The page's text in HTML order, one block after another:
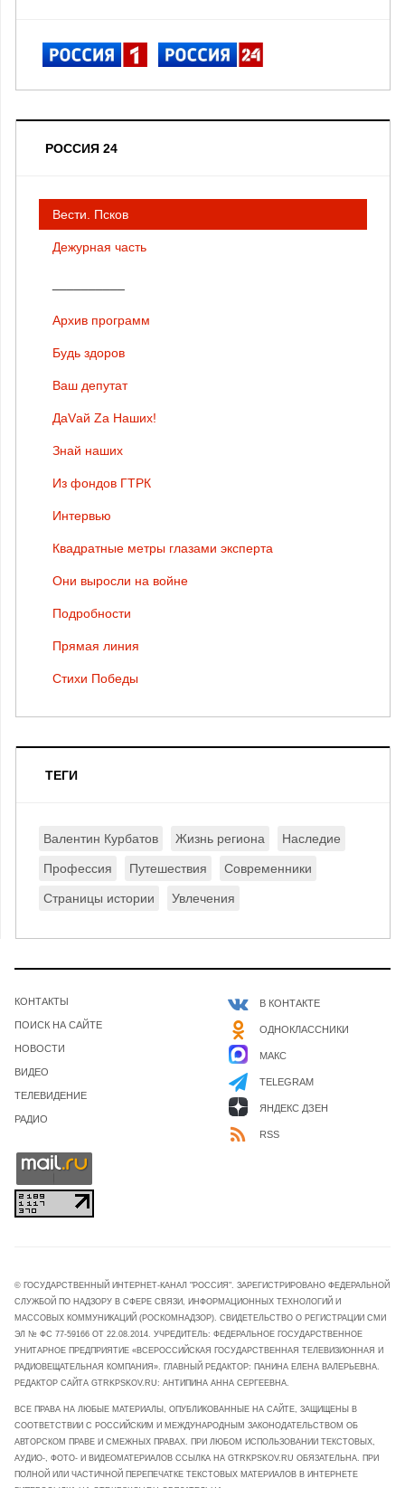
РОССИЯ 24
Вести. Псков
Дежурная часть
Архив программ
Будь здоров
Ваш депутат
ДаVай Zа Наших!
Знай наших
Из фондов ГТРК
Интервью
Квадратные метры глазами эксперта
Они выросли на войне
Подробности
Прямая линия
Стихи Победы
ТЕГИ
Валентин Курбатов Жизнь региона Наследие
Профессия Путешествия Современники
Страницы истории Увлечения
КОНТАКТЫ
ПОИСК НА САЙТЕ
НОВОСТИ
ВИДЕО
ТЕЛЕВИДЕНИЕ
РАДИО
В КОНТАКТЕ
ОДНОКЛАССНИКИ
МАКС
TELEGRAM
ЯНДЕКС ДЗЕН
RSS
© ГОСУДАРСТВЕННЫЙ ИНТЕРНЕТ-КАНАЛ "РОССИЯ". ЗАРЕГИСТРИРОВАНО ФЕДЕРАЛЬНОЙ
СЛУЖБОЙ ПО НАДЗОРУ В СФЕРЕ СВЯЗИ, ИНФОРМАЦИОННЫХ ТЕХНОЛОГИЙ И
МАССОВЫХ КОММУНИКАЦИЙ (РОСКОМНАДЗОР). СВИДЕТЕЛЬСТВО О РЕГИСТРАЦИИ СМИ
ЭЛ № ФС 77-59166 ОТ 22.08.2014. УЧРЕДИТЕЛЬ: ФЕДЕРАЛЬНОЕ ГОСУДАРСТВЕННОЕ
УНИТАРНОЕ ПРЕДПРИЯТИЕ «ВСЕРОССИЙСКАЯ ГОСУДАРСТВЕННАЯ ТЕЛЕВИЗИОННАЯ И
РАДИОВЕЩАТЕЛЬНАЯ КОМПАНИЯ». ГЛАВНЫЙ РЕДАКТОР: ПАНИНА ЕЛЕНА ВАЛЕРЬЕВНА.
РЕДАКТОР САЙТА GTRKPSKOV.RU: АНТИПИНА АННА СЕРГЕЕВНА.
ВСЕ ПРАВА НА ЛЮБЫЕ МАТЕРИАЛЫ, ОПУБЛИКОВАННЫЕ НА САЙТЕ, ЗАЩИЩЕНЫ В
СООТВЕТСТВИИ С РОССИЙСКИМ И МЕЖДУНАРОДНЫМ ЗАКОНОДАТЕЛЬСТВОМ ОБ
АВТОРСКОМ ПРАВЕ И СМЕЖНЫХ ПРАВАХ. ПРИ ЛЮБОМ ИСПОЛЬЗОВАНИИ ТЕКСТОВЫХ,
АУДИО-, ФОТО- И ВИДЕОМАТЕРИАЛОВ ССЫЛКА НА GTRKPSKOV.RU ОБЯЗАТЕЛЬНА. ПРИ
ПОЛНОЙ ИЛИ ЧАСТИЧНОЙ ПЕРЕПЕЧАТКЕ ТЕКСТОВЫХ МАТЕРИАЛОВ В ИНТЕРНЕТЕ